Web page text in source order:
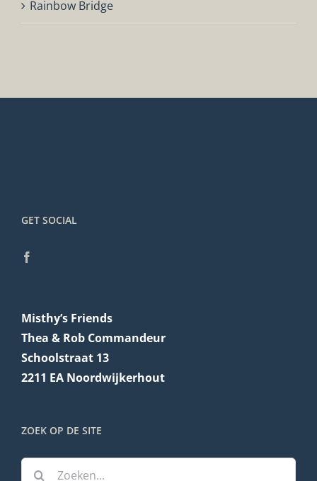
Rainbow Bridge
GET SOCIAL
Misthy’s Friends
Thea & Rob Commandeur
Schoolstraat 13
2211 EA Noordwijkerhout
ZOEK OP DE SITE
Zoeken